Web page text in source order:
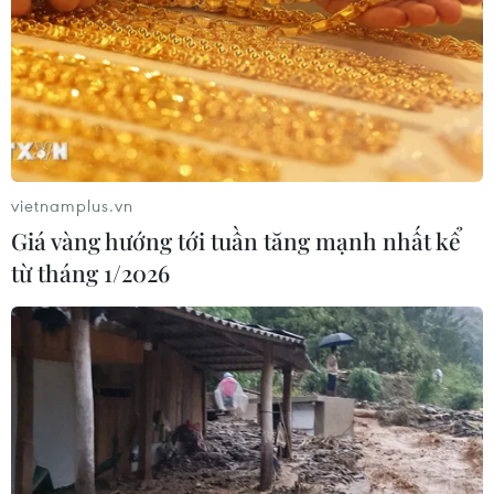
để mở lại eo biển Hormuz
03/08/2026 15:59
Làn sóng người Israel di cư ra nước
ngoài vẫn ở mức kỷ lục
03/08/2026 11:32
Tín hiệu tích cực đối với tiến trình
phục hồi kinh tế của Syria
03/08/2026 07:22
Tổng thống Mỹ: Các bên đạt bước
vietnamplus.vn
Giá vàng hướng tới tuần tăng mạnh nhất kể
từ tháng 1/2026